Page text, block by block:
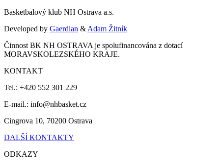
Basketbalový klub NH Ostrava a.s.
Developed by Gaerdian & Adam Žitník
Činnost BK NH OSTRAVA je spolufinancována z dotací
MORAVSKOLEZSKÉHO KRAJE.
KONTAKT
Tel.: +420 552 301 229
E-mail.: info@nhbasket.cz
Cingrova 10, 70200 Ostrava
DALŠÍ KONTAKTY
ODKAZY